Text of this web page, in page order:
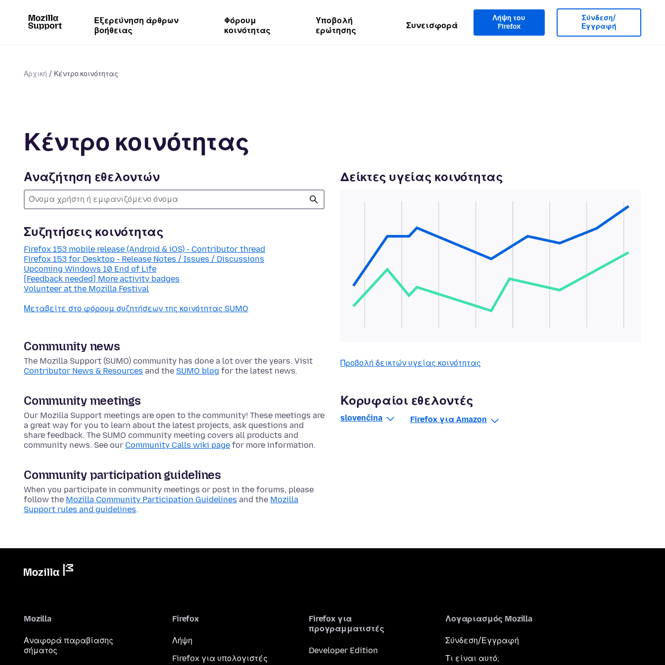
Εξερεύνηση άρθρων
βοήθειας
Φόρουμ
κοινότητας
Υποβολή
ερώτησης
Συνεισφορά
Λήψη του
Firefox
Σύνδεση/
Εγγραφή
Αρχική Κέντρο κοινότητας
Κέντρο κοινότητας
Αναζήτηση εθελοντών
Συζητήσεις κοινότητας
Firefox 153 mobile release (Android & iOS) - Contributor thread
Firefox 153 for Desktop - Release Notes / Issues / Discussions
Upcoming Windows 10 End of Life
[Feedback needed] More activity badges
Volunteer at the Mozilla Festival
Μεταβείτε στο φόρουμ συζητήσεων της κοινότητας SUMO
Community news
The Mozilla Support (SUMO) community has done a lot over the years. Visit
Contributor News & Resources and the SUMO blog for the latest news.
Community meetings
Our Mozilla Support meetings are open to the community! These meetings are
a great way for you to learn about the latest projects, ask questions and
share feedback. The SUMO community meeting covers all products and
community news. See our Community Calls wiki page for more information.
Community participation guidelines
When you participate in community meetings or post in the forums, please
follow the Mozilla Community Participation Guidelines and the Mozilla
Support rules and guidelines.
Δείκτες υγείας κοινότητας
Προβολή δεικτών υγείας κοινότητας
Κορυφαίοι εθελοντές
slovenčina Firefox για Amazon
Mozilla
Αναφορά παραβίασης
σήματος
Firefox
Λήψη
Firefox για υπολογιστές
Firefox για
προγραμματιστές
Developer Edition
Λογαριασμός Mozilla
Σύνδεση/Εγγραφή
Τι είναι αυτό;